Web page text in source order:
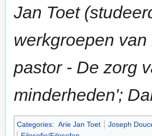
Jan Toet
werkgroepen
pastor - De zorg
minderheden';
Categories: Arie Jan Toet
Joseph